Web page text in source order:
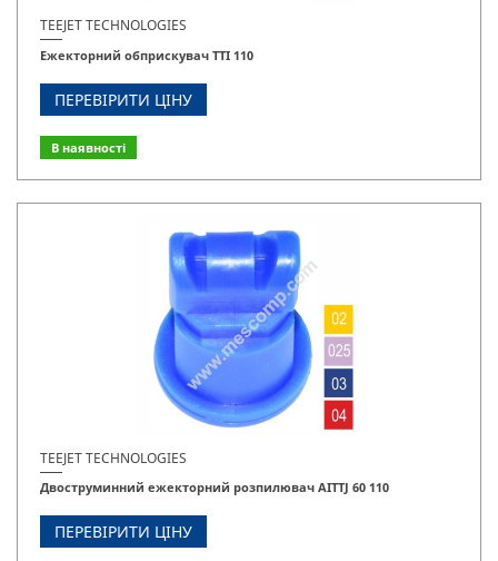
TEEJET TECHNOLOGIES
Ежекторний обприскувач TTI 110
ПЕРЕВІРИТИ ЦІНУ
В наявності
TEEJET TECHNOLOGIES
Двоструминний ежекторний розпилювач AITTJ 60 110
ПЕРЕВІРИТИ ЦІНУ